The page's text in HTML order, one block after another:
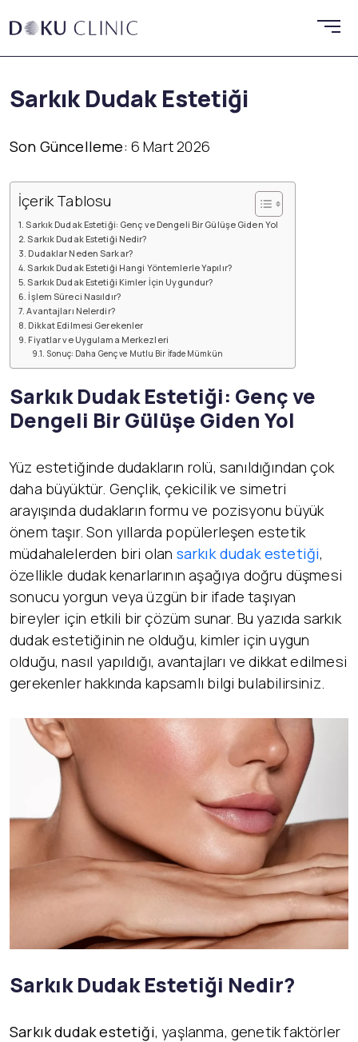
Sarkık Dudak Estetiği
Son Güncelleme: 6 Mart 2026
İçerik Tablosu
Sarkık Dudak Estetiği: Genç ve Dengeli Bir Gülüşe Giden Yol
Sarkık Dudak Estetiği Nedir?
Dudaklar Neden Sarkar?
Sarkık Dudak Estetiği Hangi Yöntemlerle Yapılır?
Sarkık Dudak Estetiği Kimler İçin Uygundur?
İşlem Süreci Nasıldır?
Avantajları Nelerdir?
Dikkat Edilmesi Gerekenler
Fiyatlar ve Uygulama Merkezleri
Sonuç: Daha Genç ve Mutlu Bir İfade Mümkün
Sarkık Dudak Estetiği: Genç ve
Dengeli Bir Gülüşe Giden Yol
Yüz estetiğinde dudakların rolü, sanıldığından çok
daha büyüktür. Gençlik, çekicilik ve simetri
arayışında dudakların formu ve pozisyonu büyük
önem taşır. Son yıllarda popülerleşen estetik
müdahalelerden biri olan sarkık dudak estetiği,
özellikle dudak kenarlarının aşağıya doğru düşmesi
sonucu yorgun veya üzgün bir ifade taşıyan
bireyler için etkili bir çözüm sunar. Bu yazıda sarkık
dudak estetiğinin ne olduğu, kimler için uygun
olduğu, nasıl yapıldığı, avantajları ve dikkat edilmesi
gerekenler hakkında kapsamlı bilgi bulabilirsiniz.
Sarkık Dudak Estetiği Nedir?
Sarkık dudak estetiği, yaşlanma, genetik faktörler